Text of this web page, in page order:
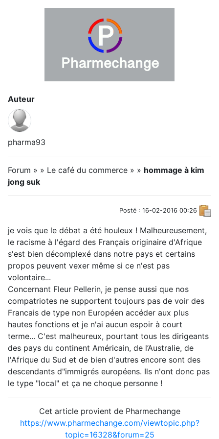
Auteur
pharma93
Forum » » Le café du commerce » » hommage à kim
jong suk
Posté : 16-02-2016 00:26
je vois que le débat a été houleux ! Malheureusement,
le racisme à l'égard des Français originaire d'Afrique
s'est bien décomplexé dans notre pays et certains
propos peuvent vexer même si ce n'est pas
volontaire...
Concernant Fleur Pellerin, je pense aussi que nos
compatriotes ne supportent toujours pas de voir des
Francais de type non Européen accéder aux plus
hautes fonctions et je n'ai aucun espoir à court
terme... C'est malheureux, pourtant tous les dirigeants
des pays du continent Américain, de l’Australie, de
l'Afrique du Sud et de bien d'autres encore sont des
descendants d"immigrés européens. Ils n'ont donc pas
le type "local" et ça ne choque personne !
Cet article provient de Pharmechange
https://www.pharmechange.com/viewtopic.php?
topic=16328&forum=25